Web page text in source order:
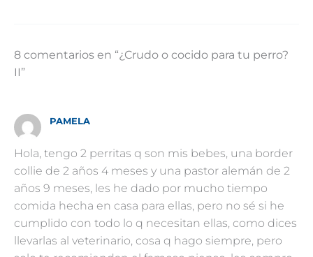
8 comentarios en “¿Crudo o cocido para tu perro?
II”
PAMELA
Hola, tengo 2 perritas q son mis bebes, una border
collie de 2 años 4 meses y una pastor alemán de 2
años 9 meses, les he dado por mucho tiempo
comida hecha en casa para ellas, pero no sé si he
cumplido con todo lo q necesitan ellas, como dices
llevarlas al veterinario, cosa q hago siempre, pero